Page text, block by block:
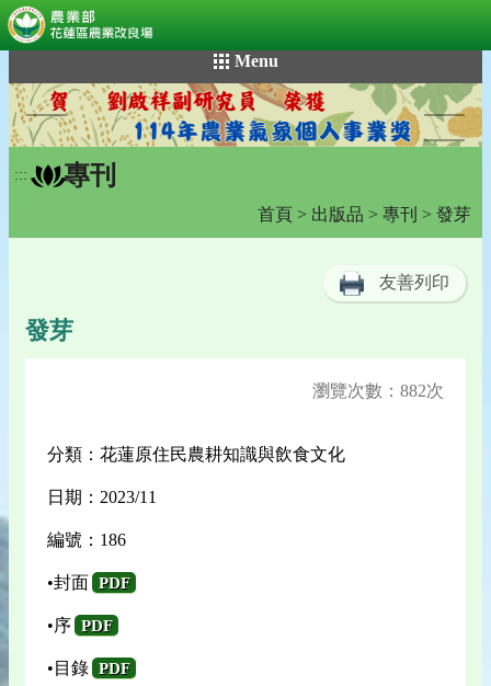
到
主
要
內
容
Menu
::: 專刊
首頁 > 出版品 > 專刊 > 發芽
友善列印
發芽
瀏覽次數：882次
分類：花蓮原住民農耕知識與飲食文化
日期：2023/11
編號：186
•封面 PDF
•序 PDF
•目錄 PDF